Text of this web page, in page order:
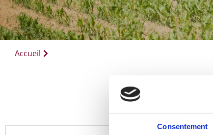
Consentement
Accueil